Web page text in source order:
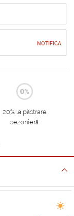
NOTIFICA
20% la păstrare
sezonieră